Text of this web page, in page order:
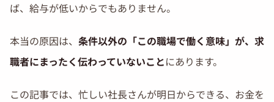
ば、給与が低いからでもありません。
本当の原因は、 条件以外の「この職場で働く意味」が、求
職者にまったく伝わっていないことにあります。
この記事では、忙しい社長さんが明日からできる、お金を